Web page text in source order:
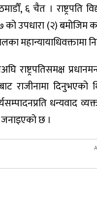
६ चैत । राष्ट्रपति
को उपधारा (२) बमोजिम
महान्यायाधिवक्तामा
राष्ट्रपतिसमक्ष
राजीनामा दिनुभएको
धन्यवाद
छ ।